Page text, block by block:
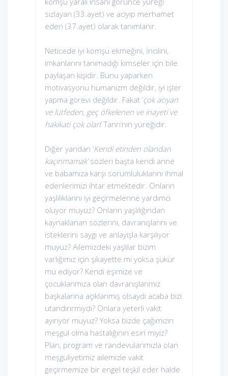
sızlayan (33.ayet) ve acıyıp merhamet
eden (37.ayet) olarak tanımlanır.
Neticede iyi komşu ekmeğini, İncilini,
imkanlarını tanımadığı kimseler için bile
paylaşan kişidir. Bunu yaparken
motivasyonu hümanizm değildir, iyi işler
yapma görevi değildir. Fakat ‘çok acıyan
ve lütfeden, geç öfkelenen ve inayeti ve
hakikati çok olan’ Tanrı’nın yüreğidir.
Diğer yandan ‘Kendi etinden olandan
kaçınmamak’sözleri başta kendi anne
ve babamıza karşı sorumluluklarını ihmal
edenlerimizi ihtar etmektedir. Onların
yaşlılıklarını iyi geçirmelerine yardımcı
oluyor muyuz? Onların yaşlılığından
kaynaklanan sözlerini, davranışlarını ve
isteklerini saygı ve anlayışla karşılıyor
muyuz? Ailemizdeki yaşlılar bizim
varlığımız için şikayette mi yoksa şükür
mü ediyor? Kendi eşimize ve
çocuklarımıza olan davranışlarımız
başkalarına açıklanmış olsaydı acaba bizi
utandırırmıydı? Onlara yeterli vakit
ayırıyor muyuz? Yoksa bizde çağımızın
meşgül olma hastalığının esiri miyiz?
Plan, program ve randevularımızla olan
meşguliyetimiz ailemizle vakit
geçirmemize bir engel teşkil eder halde